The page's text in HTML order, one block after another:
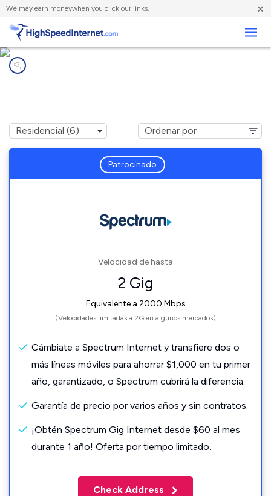
We may earn moneywhen you click our links. ×
Patrocinado
Velocidad de hasta
2 Gig
Equivalente a 2000 Mbps
(Velocidades limitadas a 2G en algunos mercados)
Cámbiate a Spectrum Internet y transfiere dos o
más líneas móviles para ahorrar $1,000 en tu primer
año, garantizado, o Spectrum cubrirá la diferencia.
Garantía de precio por varios años y sin contratos.
¡Obtén Spectrum Gig Internet desde $60 al mes
durante 1 año! Oferta por tiempo limitado.
Check Address